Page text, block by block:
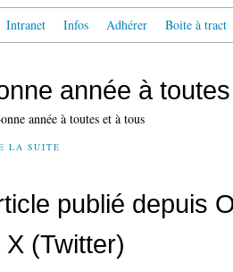
Intranet Infos Adhérer Boite à tract
année à
LA SUITE
publié depuis
X (Twitter)